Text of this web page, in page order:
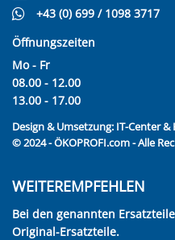
+43 (0) 699 / 1098 3717
Öffnungszeiten
Mo - Fr
08.00 - 12.00
13.00 - 17.00
Design & Umsetzung: IT-Center &
© 2024 - ÖKOPROFI.com - Alle
WEITEREMPFEHLEN
Bei den genannten
Original-Ersatzteile.